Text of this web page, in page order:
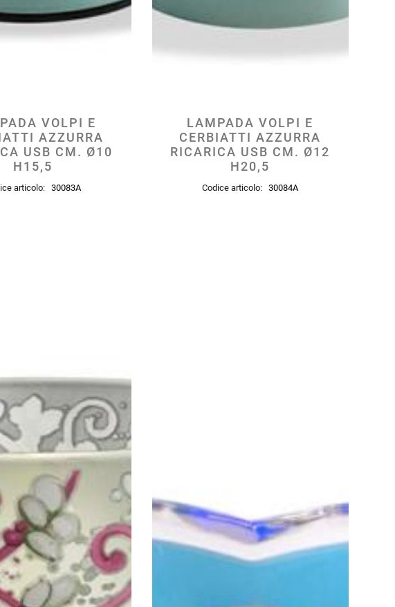
VOLPI E
AZZURRA
USB CM. Ø10
H15,5
articolo: 30083A
LAMPADA VOLPI E
CERBIATTI AZZURRA
RICARICA USB CM. Ø12
H20,5
Codice articolo: 30084A